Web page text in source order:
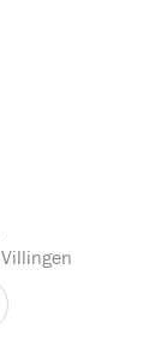
Villingen